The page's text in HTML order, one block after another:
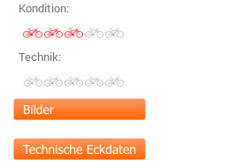
Kondition:
Technik: